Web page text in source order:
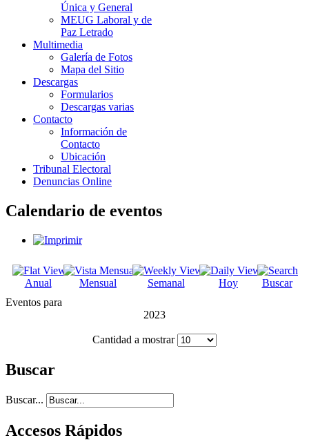
Única y General
MEUG Laboral y de
Paz Letrado
Multimedia
Galería de Fotos
Mapa del Sitio
Descargas
Formularios
Descargas varias
Contacto
Información de
Contacto
Ubicación
Tribunal Electoral
Denuncias Online
Calendario de eventos
Anual Mensual Semanal Hoy
Buscar
Eventos para
2023
Cantidad a mostrar
Buscar
Buscar...
Accesos Rápidos